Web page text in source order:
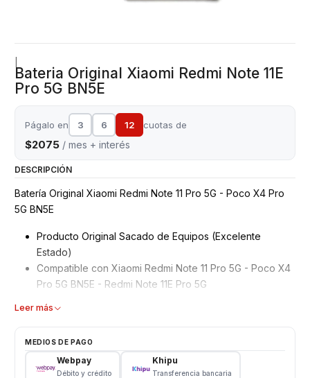
Bateria Original Xiaomi Redmi Note 11E
Pro 5G BN5E
Págalo en 3 6 12 cuotas de
$2075 / mes + interés
DESCRIPCIÓN
Batería Original Xiaomi Redmi Note 11 Pro 5G - Poco X4 Pro
5G BN5E
Producto Original Sacado de Equipos (Excelente
Estado)
Compatible con Xiaomi Redmi Note 11 Pro 5G - Poco X4
Pro 5G BN5E - Redmi Note 11E Pro 5G
Características
Tipo: Li - ion Battery
Leer más
MEDIOS DE PAGO
Webpay
Débito y crédito
Khipu
Transferencia bancaria